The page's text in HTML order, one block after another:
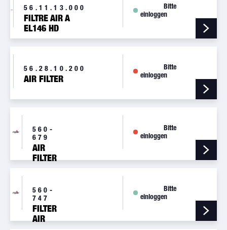
56.11.13.000
FILTRE AIR A
EL146 HD
Bitte
einloggen
56.28.10.200
AIR FILTER
Bitte
einloggen
560-
679
AIR
FILTER
000 BA16
Bitte
einloggen
560-
747
FILTER
AIR
Bitte
einloggen